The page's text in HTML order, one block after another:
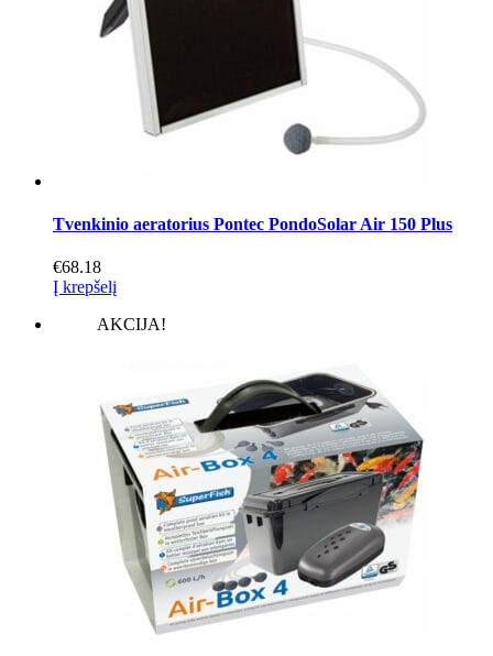
Tvenkinio aeratorius Pontec PondoSolar Air 150 Plus
€68.18
Į krepšelį
AKCIJA!